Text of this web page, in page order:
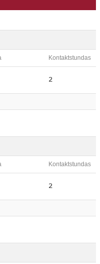
Kontaktstundas
2
Kontaktstundas
2